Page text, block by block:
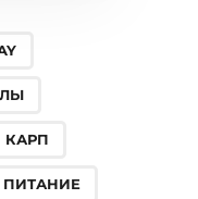
КАРП
ПИТАНИЕ